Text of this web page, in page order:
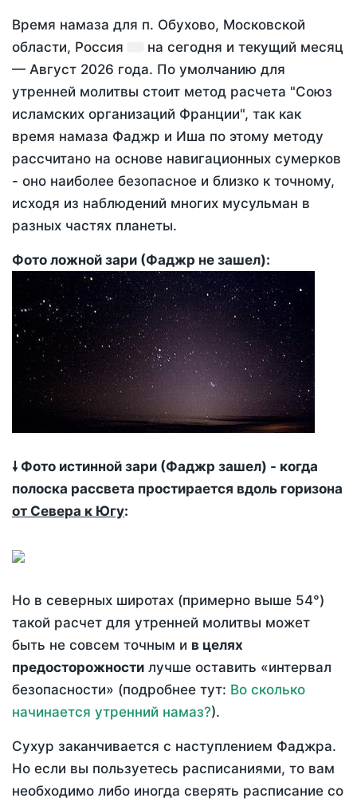
Время намаза для п. Обухово, Московской
области, Россия
на сегодня и текущий месяц
— Август 2026 года. По умолчанию для
утренней молитвы стоит метод расчета "Союз
исламских организаций Франции", так как
время намаза Фаджр и Иша по этому методу
рассчитано на основе навигационных сумерков
- оно наиболее безопасное и близко к точному,
исходя из наблюдений многих мусульман в
разных частях планеты.
Фото ложной зари (Фаджр не зашел):
🠗 Фото истинной зари (Фаджр зашел) - когда
полоска рассвета простирается вдоль горизона
от Севера к Югу:
Но в северных широтах (примерно выше 54°)
такой расчет для утренней молитвы может
быть не совсем точным и в целях
предосторожности лучше оставить «интервал
безопасности» (подробнее тут: Во сколько
начинается утренний намаз?).
Сухур заканчивается с наступлением Фаджра.
Но если вы пользуетесь расписаниями, то вам
необходимо либо иногда сверять расписание со